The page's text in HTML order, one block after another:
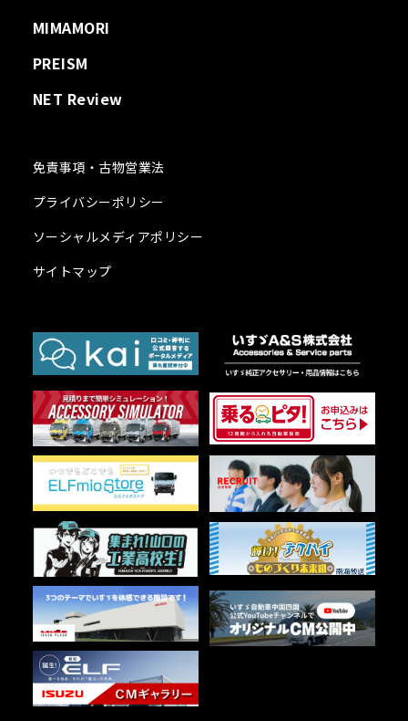
MIMAMORI
PREISM
NET Review
免責事項・古物営業法
プライバシーポリシー
ソーシャルメディアポリシー
サイトマップ